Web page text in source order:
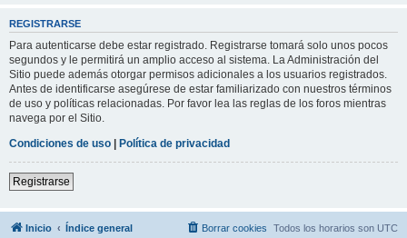
REGISTRARSE
Para autenticarse debe estar registrado. Registrarse tomará solo unos pocos
segundos y le permitirá un amplio acceso al sistema. La Administración del
Sitio puede además otorgar permisos adicionales a los usuarios registrados.
Antes de identificarse asegúrese de estar familiarizado con nuestros términos
de uso y políticas relacionadas. Por favor lea las reglas de los foros mientras
navega por el Sitio.
Condiciones de uso | Política de privacidad
Registrarse
Inicio Índice general Todos los horarios son UTC
Borrar cookies